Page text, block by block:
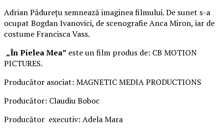
Adrian Pădurețu semnează imaginea filmului. De sunet s-a
ocupat Bogdan Ivanovici, de scenografie Anca Miron, iar de
costume Francisca Vass.
„În Pielea Mea” este un film produs de: CB MOTION
PICTURES.
Producător asociat: MAGNETIC MEDIA PRODUCTIONS
Producător: Claudiu Boboc
Producător executiv: Adela Mara